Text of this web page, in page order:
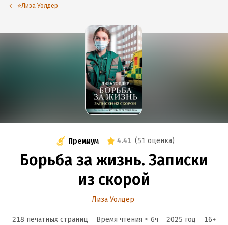
⭐️Лиза Уолдер
Премиум 4.41 (51 оценка)
Борьба за жизнь. Записки
из скорой
Лиза Уолдер
218 печатных страниц Время чтения ≈ 6ч 2025 год 16+